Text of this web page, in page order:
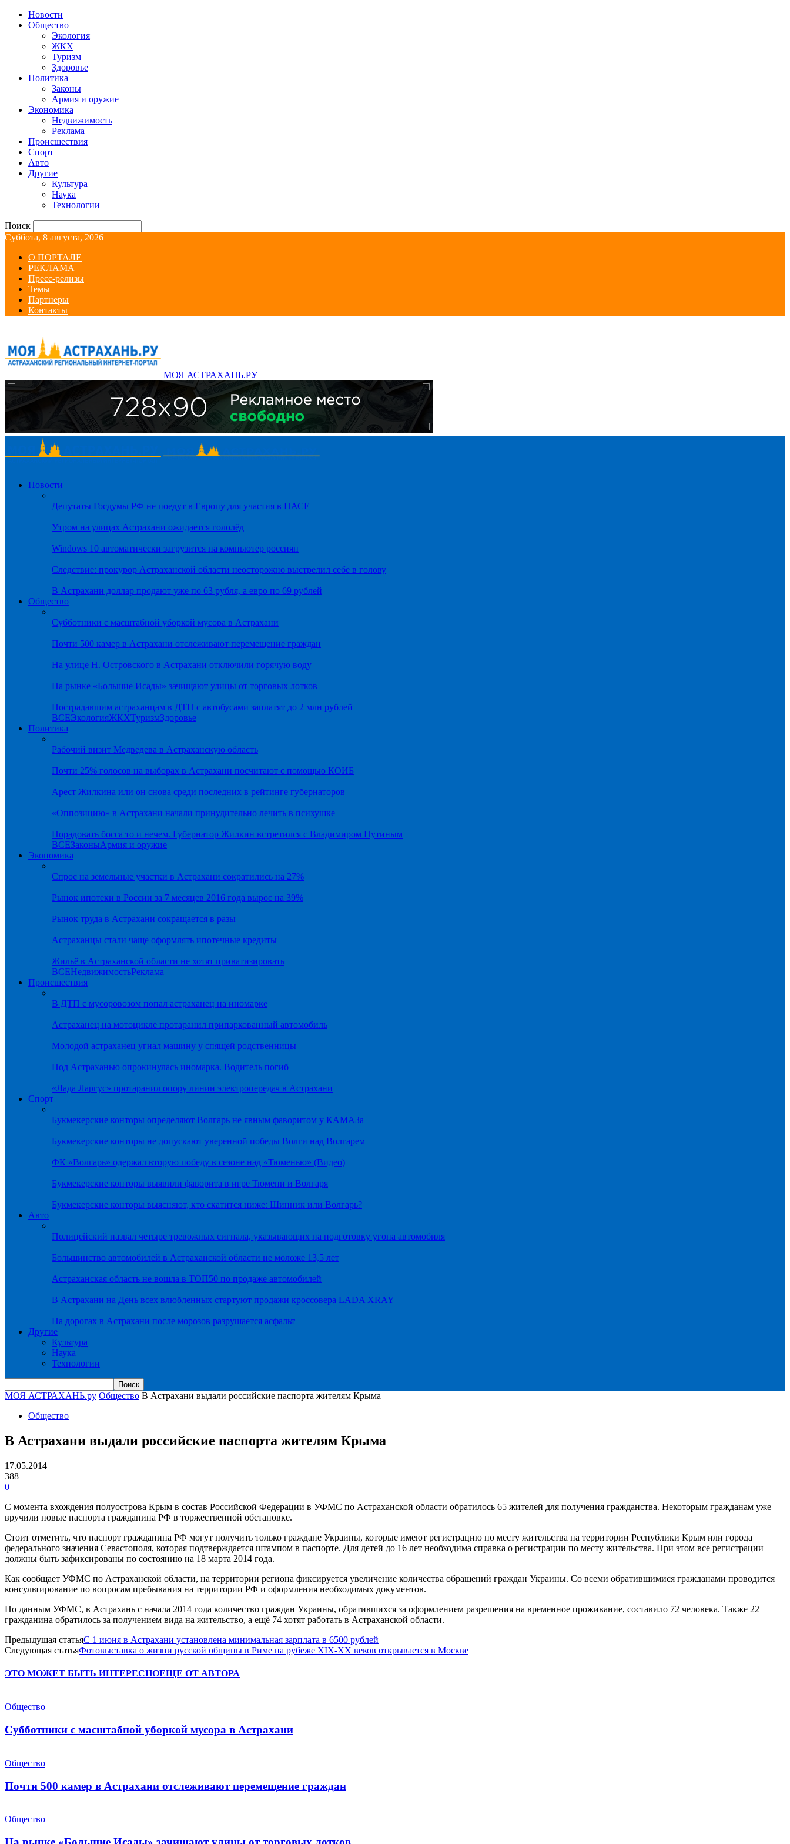
Новости
Общество
Экология
ЖКХ
Туризм
Здоровье
Политика
Законы
Армия и оружие
Экономика
Недвижимость
Реклама
Происшествия
Спорт
Авто
Другие
Культура
Наука
Технологии
Поиск
Суббота, 8 августа, 2026
О ПОРТАЛЕ
РЕКЛАМА
Пресс-релизы
Темы
Партнеры
Контакты
МОЯ АСТРАХАНЬ.РУ
Новости
Депутаты Госдумы РФ не поедут в Европу для участия в ПАСЕ
Утром на улицах Астрахани ожидается гололёд
Windows 10 автоматически загрузится на компьютер россиян
Следствие: прокурор Астраханской области неосторожно выстрелил себе в голову
В Астрахани доллар продают уже по 63 рубля, а евро по 69 рублей
Общество
Субботники с масштабной уборкой мусора в Астрахани
Почти 500 камер в Астрахани отслеживают перемещение граждан
На улице Н. Островского в Астрахани отключили горячую воду
На рынке «Большие Исады» зачищают улицы от торговых лотков
Пострадавшим астраханцам в ДТП с автобусами заплатят до 2 млн рублей
ВСЕЭкологияЖКХТуризмЗдоровье
Политика
Рабочий визит Медведева в Астраханскую область
Почти 25% голосов на выборах в Астрахани посчитают с помощью КОИБ
Арест Жилкина или он снова среди последних в рейтинге губернаторов
«Оппозицию» в Астрахани начали принудительно лечить в психушке
Порадовать босса то и нечем. Губернатор Жилкин встретился с Владимиром Путиным
ВСЕЗаконыАрмия и оружие
Экономика
Спрос на земельные участки в Астрахани сократились на 27%
Рынок ипотеки в России за 7 месяцев 2016 года вырос на 39%
Рынок труда в Астрахани сокращается в разы
Астраханцы стали чаще оформлять ипотечные кредиты
Жильё в Астраханской области не хотят приватизировать
ВСЕНедвижимостьРеклама
Происшествия
В ДТП с мусоровозом попал астраханец на иномарке
Астраханец на мотоцикле протаранил припаркованный автомобиль
Молодой астраханец угнал машину у спящей родственницы
Под Астраханью опрокинулась иномарка. Водитель погиб
«Лада Ларгус» протаранил опору линии электропередач в Астрахани
Спорт
Букмекерские конторы определяют Волгарь не явным фаворитом у КАМАЗа
Букмекерские конторы не допускают уверенной победы Волги над Волгарем
ФК «Волгарь» одержал вторую победу в сезоне над «Тюменью» (Видео)
Букмекерские конторы выявили фаворита в игре Тюмени и Волгаря
Букмекерские конторы выясняют, кто скатится ниже: Шинник или Волгарь?
Авто
Полицейский назвал четыре тревожных сигнала, указывающих на подготовку угона автомобиля
Большинство автомобилей в Астраханской области не моложе 13,5 лет
Астраханская область не вошла в ТОП50 по продаже автомобилей
В Астрахани на День всех влюбленных стартуют продажи кроссовера LADA XRAY
На дорогах в Астрахани после морозов разрушается асфальт
Другие
Культура
Наука
Технологии
МОЯ АСТРАХАНЬ.ру Общество В Астрахани выдали российские паспорта жителям Крыма
Общество
В Астрахани выдали российские паспорта жителям Крыма
17.05.2014
388
0
С момента вхождения полуострова Крым в состав Российской Федерации в УФМС по Астраханской области обратилось 65 жителей для получения гражданства. Некоторым гражданам уже
вручили новые паспорта гражданина РФ в торжественной обстановке.
Стоит отметить, что паспорт гражданина РФ могут получить только граждане Украины, которые имеют регистрацию по месту жительства на территории Республики Крым или города
федерального значения Севастополя, которая подтверждается штампом в паспорте. Для детей до 16 лет необходима справка о регистрации по месту жительства. При этом все регистрации
должны быть зафиксированы по состоянию на 18 марта 2014 года.
Как сообщает УФМС по Астраханской области, на территории региона фиксируется увеличение количества обращений граждан Украины. Со всеми обратившимися гражданами проводится
консультирование по вопросам пребывания на территории РФ и оформления необходимых документов.
По данным УФМС, в Астрахань с начала 2014 года количество граждан Украины, обратившихся за оформлением разрешения на временное проживание, составило 72 человека. Также 22
гражданина обратилось за получением вида на жительство, а ещё 74 хотят работать в Астраханской области.
Предыдущая статьяС 1 июня в Астрахани установлена минимальная зарплата в 6500 рублей
Следующая статьяФотовыставка о жизни русской общины в Риме на рубеже XIX-XX веков открывается в Москве
ЭТО МОЖЕТ БЫТЬ ИНТЕРЕСНОЕЩЕ ОТ АВТОРА
Общество
Субботники с масштабной уборкой мусора в Астрахани
Общество
Почти 500 камер в Астрахани отслеживают перемещение граждан
Общество